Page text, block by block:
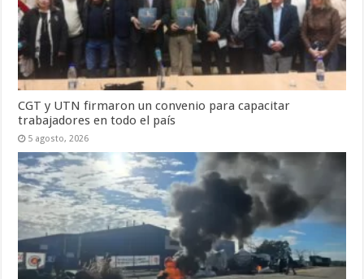
CGT y UTN firmaron un convenio para capacitar
trabajadores en todo el país
5 agosto, 2026